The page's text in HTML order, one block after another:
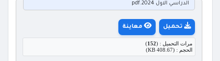
الدراسي الاول 2024.pdf
تحميل معاينة
مرات التحميل : (152
)
الحجم : (408.67 KB)